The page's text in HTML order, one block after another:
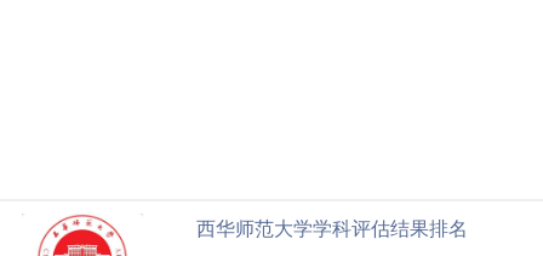
西华师范大学学科评估结果排名